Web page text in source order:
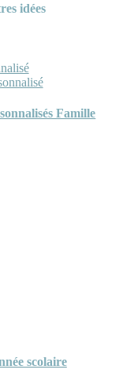
idées
Famille
scolaire